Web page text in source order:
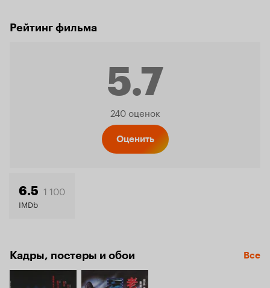
Рейтинг фильма
5.7
Рейтинг
240 оценок
Оценить
6.5 1 100
IMDb
Кадры, постеры и обои Все